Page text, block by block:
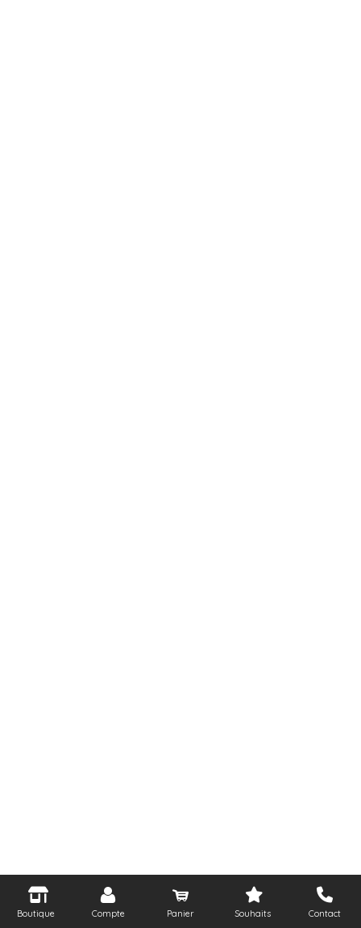
Boutique Compte Panier Souhaits Contact